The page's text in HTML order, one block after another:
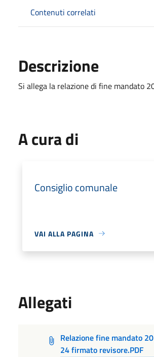
Contenuti correlati
Descrizione
Si allega la relazione di fine mandato
A cura di
Consiglio comunale
VAI ALLA PAGINA
Allegati
Relazione fine mandato
24 firmato revisore.PDF